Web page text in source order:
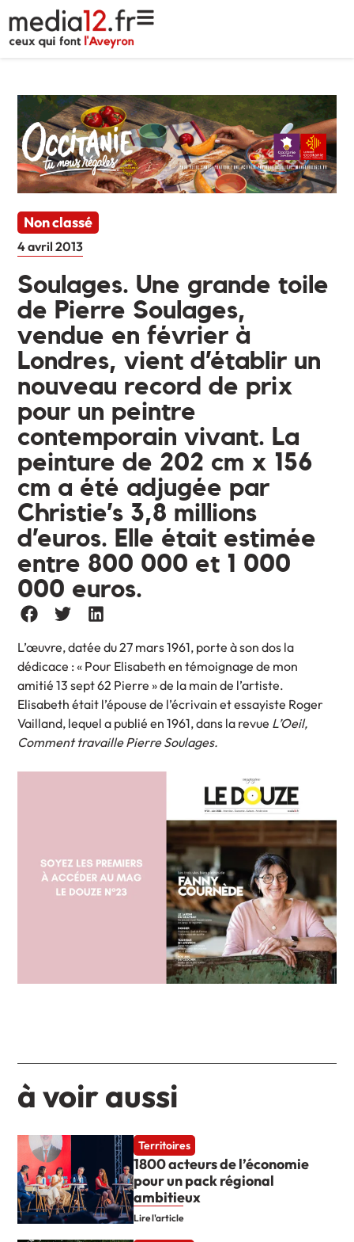
Non classé
4 avril 2013
Soulages. Une grande toile
de Pierre Soulages,
vendue en février à
Londres, vient d’établir un
nouveau record de prix
pour un peintre
contemporain vivant. La
peinture de 202 cm x 156
cm a été adjugée par
Christie’s 3,8 millions
d’euros. Elle était estimée
entre 800 000 et 1 000
000 euros.
L’œuvre, datée du 27 mars 1961, porte à son dos la
dédicace : « Pour Elisabeth en témoignage de mon
amitié 13 sept 62 Pierre » de la main de l’artiste.
Elisabeth était l’épouse de l’écrivain et essayiste Roger
Vailland, lequel a publié en 1961, dans la revue L’Oeil,
Comment travaille Pierre Soulages.
à voir aussi
Territoires
1800 acteurs de l’économie
pour un pack régional
ambitieux
Lire l'article